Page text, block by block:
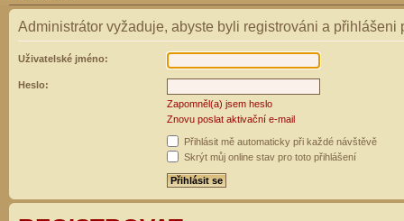
Administrátor vyžaduje, abyste byli registrováni a přihlášeni
Uživatelské jméno:
Heslo:
Zapomněl(a) jsem heslo
Znovu poslat aktivační e-mail
Přihlásit mě automaticky při každé návštěvě
Skrýt můj online stav pro toto přihlášení